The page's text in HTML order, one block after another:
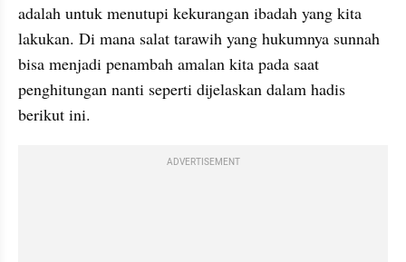
adalah untuk menutupi kekurangan ibadah yang kita
lakukan. Di mana salat tarawih yang hukumnya sunnah
bisa menjadi penambah amalan kita pada saat
penghitungan nanti seperti dijelaskan dalam hadis
berikut ini.
ADVERTISEMENT